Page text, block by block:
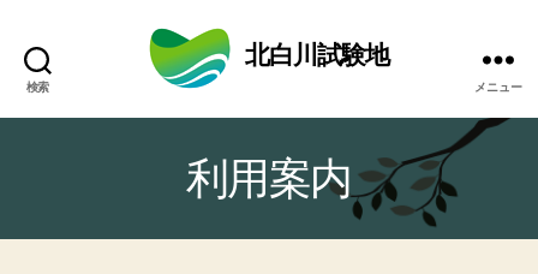
検索
北白川試験地
メニュー
利用案内